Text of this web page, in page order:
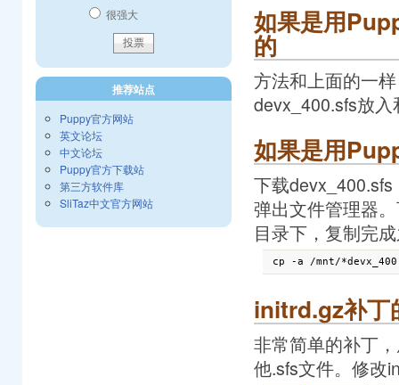
如果是用
的
方法和上面的一
devx_400.sfs放
如果是用
下载
弹出文件管理器
目录下，复制完
initrd.gz补丁
非常简单的补丁
他.sfs文件。修改
很强大
推荐站点
Puppy官方网站
英文论坛
中文论坛
Puppy官方下载站
第三方软件库
SliTaz中文官方网站